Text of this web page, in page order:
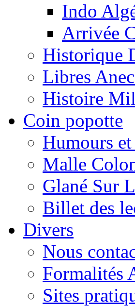
Indo
Arrivée
Historique
Libres
Histoire
Coin popotte
Humours
Malle
Glané Sur
Billet des
Divers
Nous
Formalités
Sites